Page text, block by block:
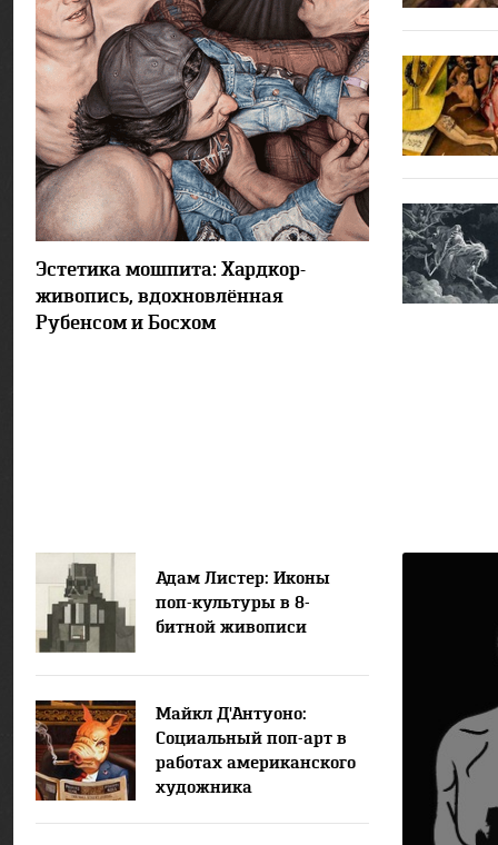
Эстетика мошпита: Хардкор-
живопись, вдохновлённая
Рубенсом и Босхом
Адам Листер: Иконы
поп-культуры в 8-
битной живописи
Майкл Д'Антуоно:
Социальный поп-арт в
работах американского
художника